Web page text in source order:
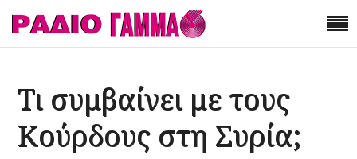
Τι συμβαίνει με τους
Κούρδους στη Συρία;